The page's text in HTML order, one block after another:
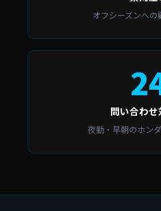
オフシーズンへの
問い合わ
夜勤・早朝のホン